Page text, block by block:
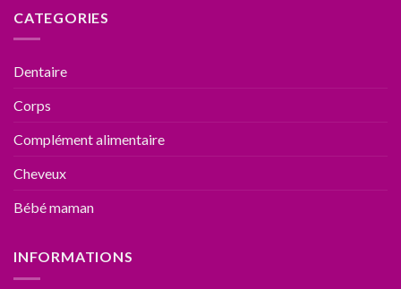
CATEGORIES
Dentaire
Corps
Complément alimentaire
Cheveux
Bébé maman
INFORMATIONS